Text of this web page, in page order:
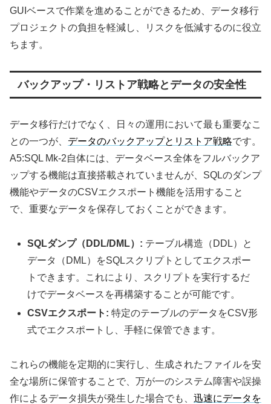
GUIベースで作業を進めることができるため、データ移行
プロジェクトの負担を軽減し、リスクを低減するのに役立
ちます。
バックアップ・リストア戦略とデータの安全性
データ移行だけでなく、日々の運用において最も重要なこ
との一つが、 データのバックアップとリストア戦略です。
A5:SQL Mk-2自体には、データベース全体をフルバックア
ップする機能は直接搭載されていませんが、SQLのダンプ
機能やデータのCSVエクスポート機能を活用すること
で、重要なデータを保存しておくことができます。
SQLダンプ（DDL/DML）: テーブル構造（DDL）と
データ（DML）をSQLスクリプトとしてエクスポー
トできます。これにより、スクリプトを実行するだ
けでデータベースを再構築することが可能です。
CSVエクスポート: 特定のテーブルのデータをCSV形
式でエクスポートし、手軽に保管できます。
これらの機能を定期的に実行し、生成されたファイルを安
全な場所に保管することで、万が一のシステム障害や誤操
作によるデータ損失が発生した場合でも、 迅速にデータを